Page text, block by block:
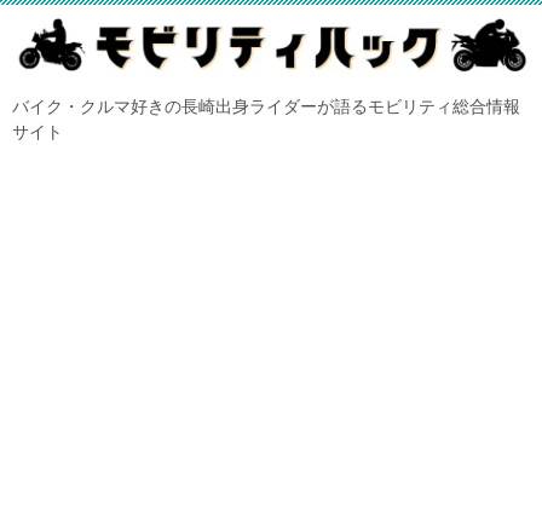
バイク・クルマ好きの長崎出身ライダーが語るモビリティ総合情報
サイト